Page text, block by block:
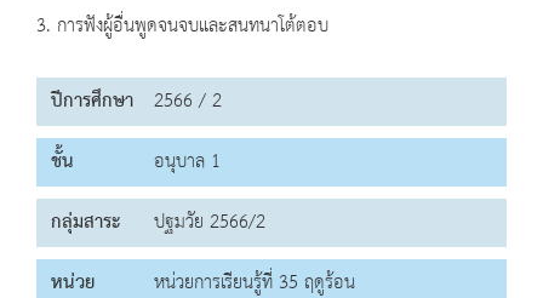
3. การฟังผู้อื่นพูดจนจบและสนทนาโต้ตอบ
ปีการศึกษา 2566 / 2
ชั้น
อนุบาล 1
กลุ่มสาระ
ปฐมวัย 2566/2
หน่วย
หน่วยการเรียนรู้ที่ 35 ฤดูร้อน